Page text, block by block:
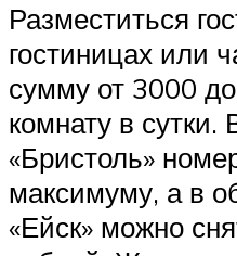
Разместиться
гостиницах или
сумму от 3000
комнату в сутки.
«Бристоль»
максимуму, а в
«Ейск» можно